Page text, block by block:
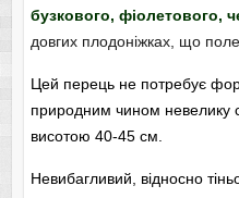
бузкового, фіолетового,
довгих плодоніжках, що
Цей перецьне потребує
природним чином невелику
висотою 40-45 см.
Невибагливий, відносно